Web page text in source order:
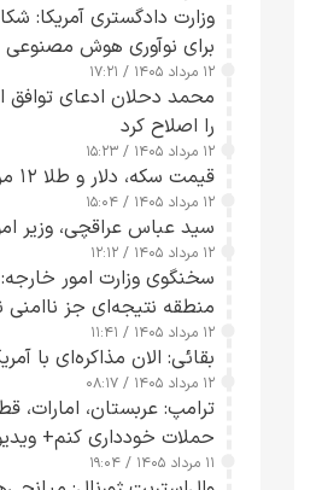
برای نوآوری هوش
۱۲ مرداد ۱۴۰۵ / ۱۷:۲۱
محمد دحلان ادعای توافق
را اصلاح کرد
۱۲ مرداد ۱۴۰۵ / ۱۵:۲۳
قیمت سکه، دلار و طلا ۱۲ مرداد+ جدول
۱۲ مرداد ۱۴۰۵ / ۱۵:۰۴
سید عباس عراقچی، وزیر
۱۲ مرداد ۱۴۰۵ / ۱۲:۱۲
سخنگوی وزارت امور
منطقه نتیجه‌ای جز ناامنی
۱۲ مرداد ۱۴۰۵ / ۱۱:۴۱
بقائی: الان مذاکره‌ای با
۱۲ مرداد ۱۴۰۵ / ۰۸:۱۷
ترامپ: عربستان، امارات،
حملات خودداری کنم+
۱۱ مرداد ۱۴۰۵ / ۱۹:۰۴